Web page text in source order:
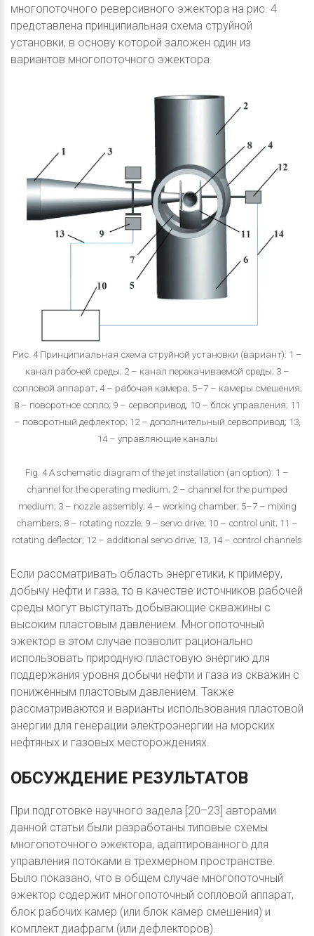
многопоточного реверсивного эжектора на рис. 4
представлена принципиальная схема струйной
установки, в основу которой заложен один из
вариантов многопоточного эжектора.
Рис. 4 Принципиальная схема струйной установки (вариант): 1 –
канал рабочей среды; 2 – канал перекачиваемой среды; 3 –
сопловой аппарат; 4 – рабочая камера; 5–7 – камеры смешения;
8 – поворотное сопло; 9 – сервопривод; 10 – блок управления; 11
– поворотный дефлектор; 12 – дополнительный сервопривод; 13,
14 – управляющие каналы
Fig. 4 A schematic diagram of the jet installation (an option): 1 –
channel for the operating medium; 2 – channel for the pumped
medium; 3 – nozzle assembly; 4 – working chamber; 5–7 – mixing
chambers; 8 – rotating nozzle; 9 – servo drive; 10 – control unit; 11 –
rotating deflector; 12 – additional servo drive; 13, 14 – control channels
Если рассматривать область энергетики, к примеру,
добычу нефти и газа, то в качестве источников рабочей
среды могут выступать добывающие скважины с
высоким пластовым давлением. Многопоточный
эжектор в этом случае позволит рационально
использовать природную пластовую энергию для
поддержания уровня добычи нефти и газа из скважин с
пониженным пластовым давлением. Также
рассматриваются и варианты использования пластовой
энергии для генерации электроэнергии на морских
нефтяных и газовых месторождениях.
ОБСУЖДЕНИЕ РЕЗУЛЬТАТОВ
При подготовке научного задела [20–23] авторами
данной статьи были разработаны типовые схемы
многопоточного эжектора, адаптированного для
управления потоками в трехмерном пространстве.
Было показано, что в общем случае многопоточный
эжектор содержит многопоточный сопловой аппарат,
блок рабочих камер (или блок камер смешения) и
комплект диафрагм (или дефлекторов).